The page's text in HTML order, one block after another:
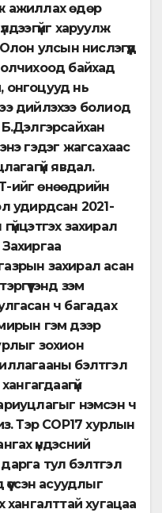
ажиллах өдөр
харуулж
улсын нислэгүүд
байхад
онгоцууд нь
дийлэхээ болиод
гэдэг жагсахаас
явдал.
ийг өнөөдрийн
удирдсан 2021-
захирал
захирал асан
зэм
ч багадах
гэм дээр
зохион
бэлтгэл
нэмсэн ч
Тэр СОР17 хурлын
үндэсний
тул бэлтгэл
асуудлыг
хангалттай хугацаа